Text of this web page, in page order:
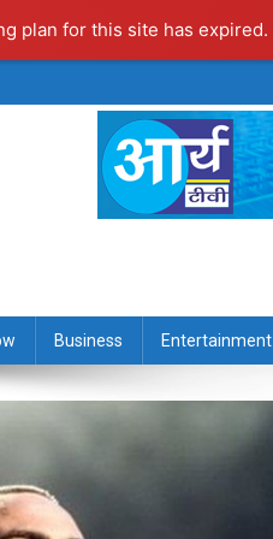
plan for this site has expired.
Business Entertainment